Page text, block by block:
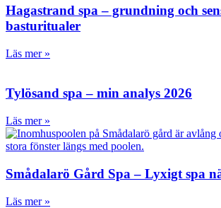
Hagastrand spa – grundning och
basturitualer
Läs mer »
Tylösand spa – min analys 2026
Läs mer »
Smådalarö Gård Spa – Lyxigt spa
Läs mer »